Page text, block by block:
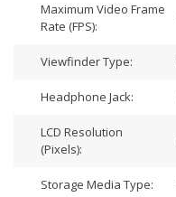
Maximum Video Frame
Rate (FPS):
Viewfinder Type:
Headphone Jack:
LCD Resolution
(Pixels):
Storage Media Type: